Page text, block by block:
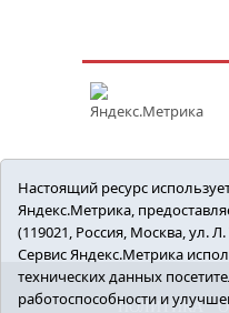
ПОЛИТИКА
Настоящий ресурс
Яндекс.Метрика,
(119021, Россия, Москва, ул.
Сервис Яндекс.Метрика
технических данных
работоспособности и